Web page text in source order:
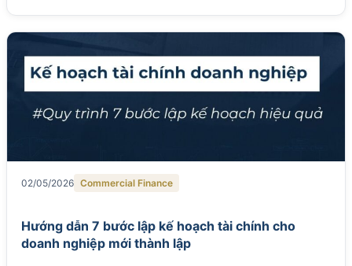
02/05/2026 Commercial Finance
Hướng dẫn 7 bước lập kế hoạch tài chính cho
doanh nghiệp mới thành lập